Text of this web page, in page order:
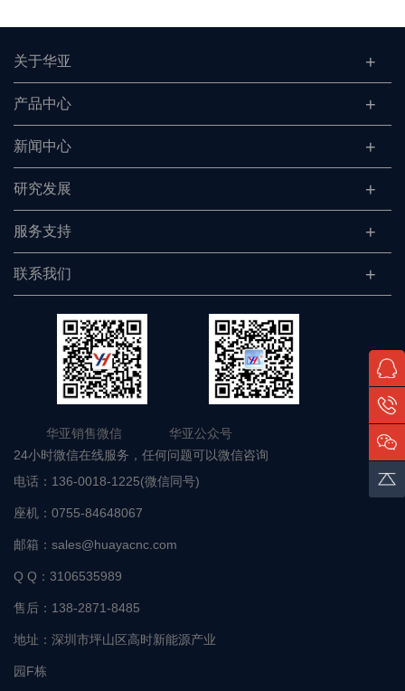
关于华亚
产品中心
新闻中心
研究发展
服务支持
联系我们
华亚销售微信 华亚公众号
24小时微信在线服务，任何问题可以微信咨询
电话： 136-0018-1225(微信同号)
座机： 0755-84648067
邮箱： sales@huayacnc.com
Q Q： 3106535989
售后： 138-2871-8485
地址： 深圳市坪山区高时新能源产业
园F栋